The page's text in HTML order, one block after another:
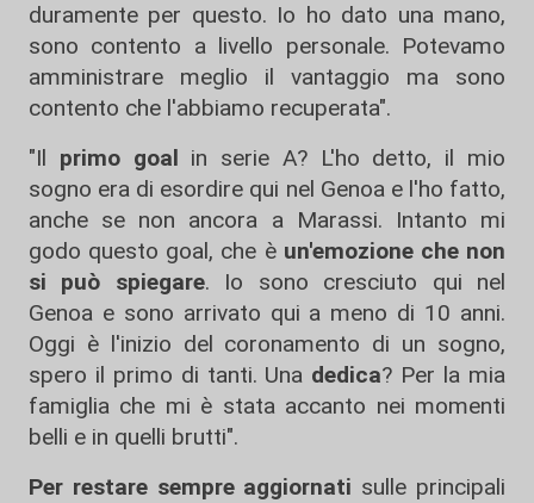
duramente per questo. Io ho dato una mano,
sono contento a livello personale. Potevamo
amministrare meglio il vantaggio ma sono
contento che l'abbiamo recuperata".
"Il primo goal in serie A? L'ho detto, il mio
sogno era di esordire qui nel Genoa e l'ho fatto,
anche se non ancora a Marassi. Intanto mi
godo questo goal, che è un'emozione che non
si può spiegare. Io sono cresciuto qui nel
Genoa e sono arrivato qui a meno di 10 anni.
Oggi è l'inizio del coronamento di un sogno,
spero il primo di tanti. Una dedica? Per la mia
famiglia che mi è stata accanto nei momenti
belli e in quelli brutti".
Per restare sempre aggiornati sulle principali